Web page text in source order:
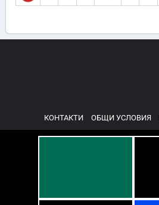
КОНТАКТИ ОБЩИ УСЛОВИЯ